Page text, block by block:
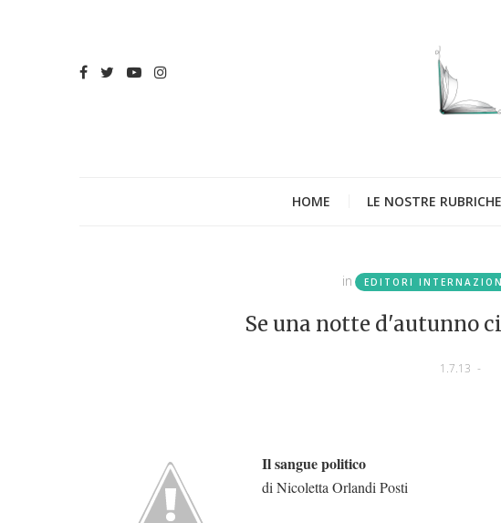
HOME LE NOSTRE RUBRICHE
in EDITORI
Se una notte d'autunno
1.7.13 -
Il sangue politico
di Nicoletta Orlandi Posti